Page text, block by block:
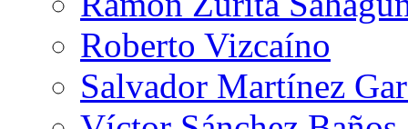
Roberto Vizcaíno
Salvador Martínez